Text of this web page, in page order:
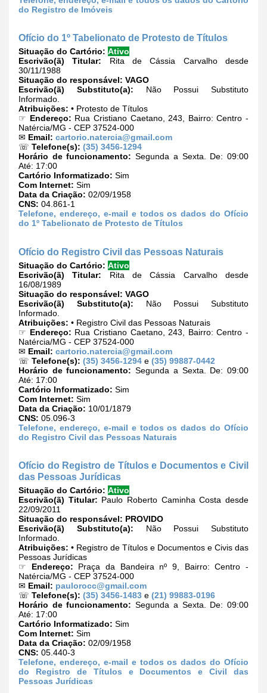
do Registro de Imóveis
Ofício do 1º Tabelionato de Protesto de Títulos
Situação do Cartório: Ativo
Escrivão(ã) Titular: Rita de Cássia Carvalho desde
30/11/1988
Situação do responsável: VAGO
Escrivão(ã) Substituto(a): Não Possui Substituto
Informado.
Atribuições: • Protesto de Títulos
☞ Endereço: Rua Cristiano Caetano, 243, Bairro: Centro -
Natércia/MG - CEP 37524-000
✉ Email: cartorio.natercia@gmail.com
☏ Telefone(s): (35) 3456-1294
Horário de funcionamento: Segunda a Sexta. De: 09:00
Até: 17:00
Cartório Informatizado: Sim
Com Internet: Sim
Data da Criação: 02/09/1958
CNS: 04.861-1
Telefone, endereço, e-mail e todos os dados do Ofício
do 1º Tabelionato de Protesto de Títulos
Ofício do Registro Civil das Pessoas Naturais
Situação do Cartório: Ativo
Escrivão(ã) Titular: Rita de Cássia Carvalho desde
16/08/1989
Situação do responsável: VAGO
Escrivão(ã) Substituto(a): Não Possui Substituto
Informado.
Atribuições: • Registro Civil das Pessoas Naturais
☞ Endereço: Rua Cristiano Caetano, 243, Bairro: Centro -
Natércia/MG - CEP 37524-000
✉ Email: cartorio.natercia@gmail.com
☏ Telefone(s): (35) 3456-1294 e (35) 99887-0442
Horário de funcionamento: Segunda a Sexta. De: 09:00
Até: 17:00
Cartório Informatizado: Sim
Com Internet: Sim
Data da Criação: 10/01/1879
CNS: 05.096-3
Telefone, endereço, e-mail e todos os dados do Ofício
do Registro Civil das Pessoas Naturais
Ofício do Registro de Títulos e Documentos e Civil
das Pessoas Jurídicas
Situação do Cartório: Ativo
Escrivão(ã) Titular: Paulo Roberto Caminha Costa desde
22/09/2011
Situação do responsável: PROVIDO
Escrivão(ã) Substituto(a): Não Possui Substituto
Informado.
Atribuições: • Registro de Títulos e Documentos e Civis das
Pessoas Jurídicas
☞ Endereço: Praça da Bandeira nº 9, Bairro: Centro -
Natércia/MG - CEP 37524-000
✉ Email: paulorocc@gmail.com
☏ Telefone(s): (35) 3456-1483 e (21) 99883-0196
Horário de funcionamento: Segunda a Sexta. De: 09:00
Até: 17:00
Cartório Informatizado: Sim
Com Internet: Sim
Data da Criação: 02/09/1958
CNS: 05.440-3
Telefone, endereço, e-mail e todos os dados do Ofício
do Registro de Títulos e Documentos e Civil das
Pessoas Jurídicas